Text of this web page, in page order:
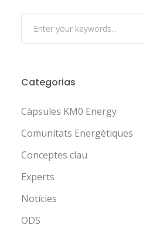
Categorias
Càpsules KM0 Energy
Comunitats Energètiques
Conceptes clau
Experts
Notícies
ODS